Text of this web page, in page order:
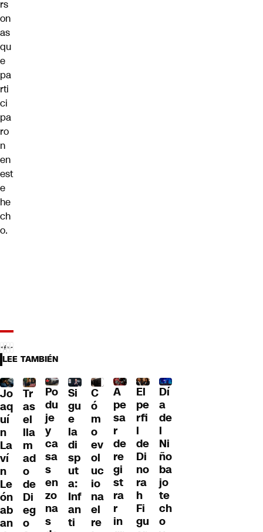
rs
on
as
qu
e
pa
rti
ci
pa
ro
n
en
est
e
he
ch
o.
LEE TAMBIÉN
Jo
aq
uí
n
La
ví
n
Le
ón
ab
an
Tr
as
el
lla
m
ad
o
de
Di
eg
o
Po
du
je
y
ca
sa
s
en
zo
na
s
Si
gu
e
la
di
sp
ut
a:
Inf
an
ti
C
ó
m
o
ev
ol
uc
io
na
el
re
A
pe
sa
r
de
re
gi
st
ra
r
in
El
pe
rfi
l
de
Di
no
ra
h
Fi
gu
Dí
a
de
l
Ni
ño
ba
jo
te
ch
o